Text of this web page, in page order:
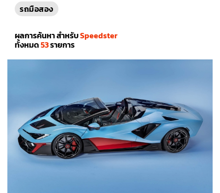
รถมือสอง
ผลการค้นหา สำหรับSpeedster
ทั้งหมด53รายการ